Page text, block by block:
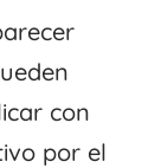
con
por el